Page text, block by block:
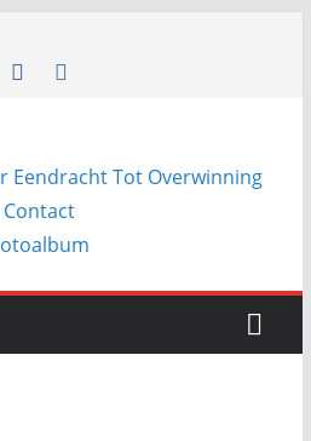
Eendracht Tot Overwinning
Contact